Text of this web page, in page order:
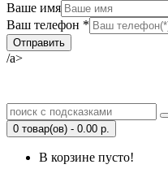
Ваше имя
Ваш телефон *
/a>
0 товар(ов) - 0.00 р.
В корзине пусто!